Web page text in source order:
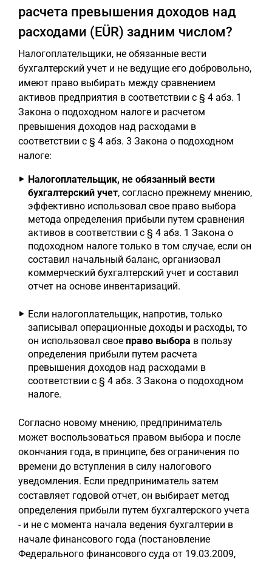
расчета превышения доходов над
расходами (EÜR) задним числом?
Налогоплательщики, не обязанные вести
бухгалтерский учет и не ведущие его добровольно,
имеют право выбирать между сравнением
активов предприятия в соответствии с § 4 абз. 1
Закона о подоходном налоге и расчетом
превышения доходов над расходами в
соответствии с § 4 абз. 3 Закона о подоходном
налоге:
Налогоплательщик, не обязанный вести
бухгалтерский учет, согласно прежнему мнению,
эффективно использовал свое право выбора
метода определения прибыли путем сравнения
активов в соответствии с § 4 абз. 1 Закона о
подоходном налоге только в том случае, если он
составил начальный баланс, организовал
коммерческий бухгалтерский учет и составил
отчет на основе инвентаризаций.
Если налогоплательщик, напротив, только
записывал операционные доходы и расходы, то
он использовал свое право выбора в пользу
определения прибыли путем расчета
превышения доходов над расходами в
соответствии с § 4 абз. 3 Закона о подоходном
налоге.
Согласно новому мнению, предприниматель
может воспользоваться правом выбора и после
окончания года, в принципе, без ограничения по
времени до вступления в силу налогового
уведомления. Если предприниматель затем
составляет годовой отчет, он выбирает метод
определения прибыли путем бухгалтерского учета
- и не с момента начала ведения бухгалтерии в
начале финансового года (постановление
Федерального финансового суда от 19.03.2009,